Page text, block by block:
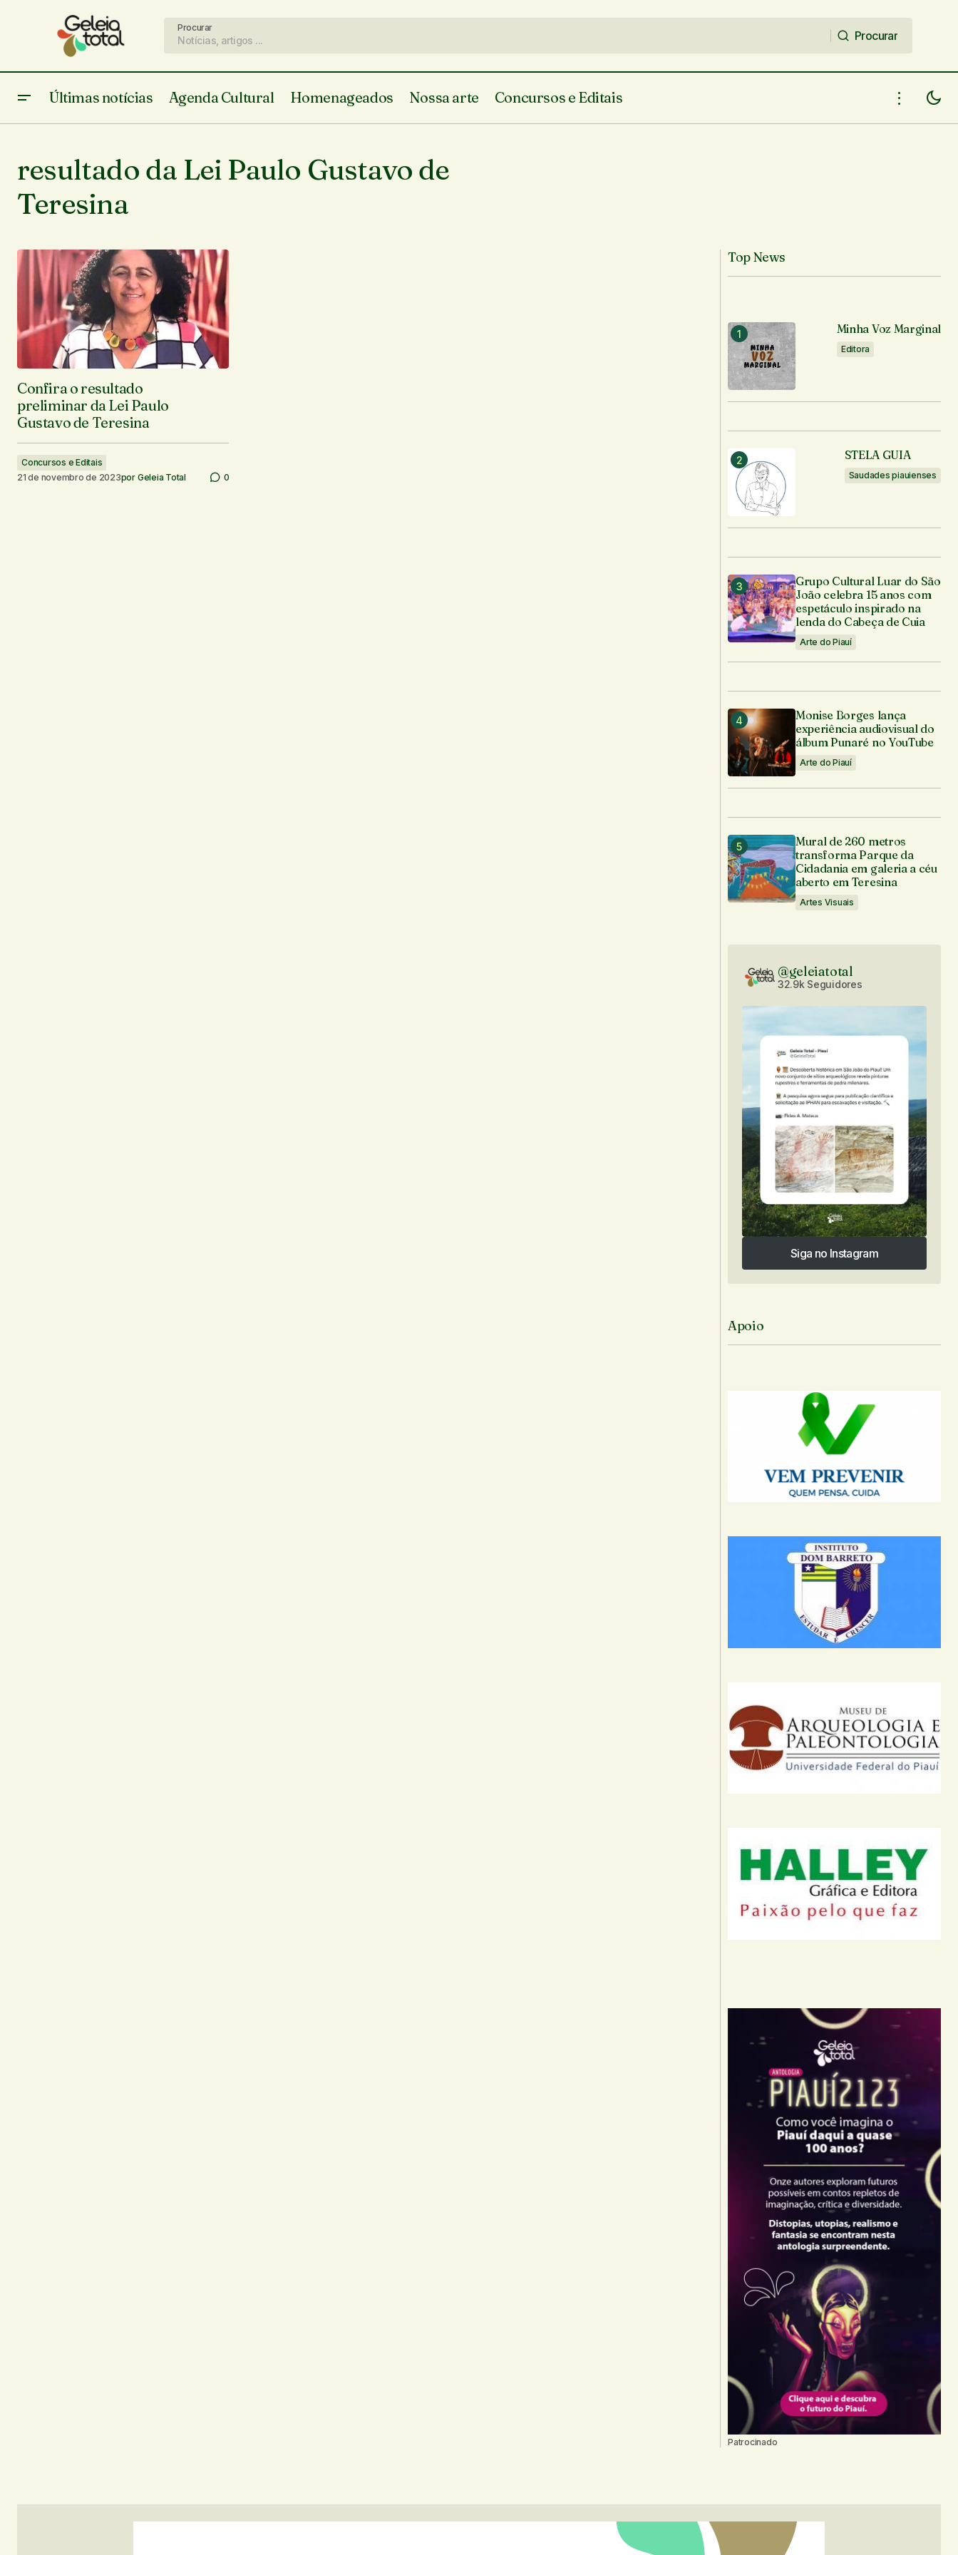
Procurar
Procurar
Últimas notícias Agenda Cultural Homenageados Nossa arte Concursos e Editais
resultado da Lei Paulo Gustavo de
Teresina
Confira o resultado
preliminar da Lei Paulo
Gustavo de Teresina
Concursos e Editais
21 de novembro de 2023por Geleia Total 0
Top News
Minha Voz Marginal
Editora
STELA GUIA
Saudades piauienses
Grupo Cultural Luar do São
João celebra 15 anos com
espetáculo inspirado na
lenda do Cabeça de Cuia
Arte do Piauí
Monise Borges lança
experiência audiovisual do
álbum Punaré no YouTube
Arte do Piauí
Mural de 260 metros
transforma Parque da
Cidadania em galeria a céu
aberto em Teresina
Artes Visuais
@geleiatotal
32.9k Seguidores
Siga no Instagram
Siga no Instagram
Apoio
Patrocinado